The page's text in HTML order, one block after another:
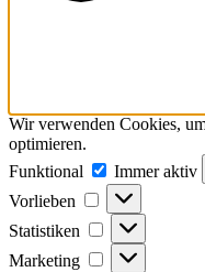
Wir verwenden Cookies,
optimieren.
Funktional
Funktional
Immer aktiv
Vorlieben
Vorlieben
Statistiken Statistiken
Marketing Marketing